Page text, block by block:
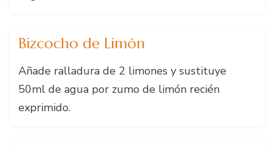
Bizcocho de Limón
Añade ralladura de 2 limones y sustituye
50ml de agua por zumo de limón recién
exprimido.